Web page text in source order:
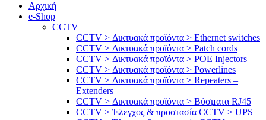
Αρχική
e-Shop
CCTV
CCTV > Δικτυακά προϊόντα > Ethernet switches
CCTV > Δικτυακά προϊόντα > Patch cords
CCTV > Δικτυακά προϊόντα > POE Injectors
CCTV > Δικτυακά προϊόντα > Powerlines
CCTV > Δικτυακά προϊόντα > Repeaters –
Extenders
CCTV > Δικτυακά προϊόντα > Βύσματα RJ45
CCTV > Έλεγχος & προστασία CCTV > UPS